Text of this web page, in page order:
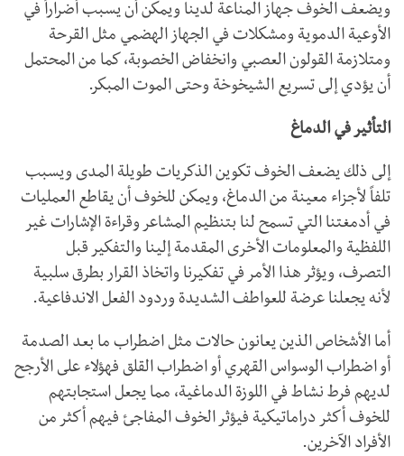
ويضعف الخوف جهاز المناعة لدينا ويمكن أن يسبب أضراراً في
الأوعية الدموية ومشكلات في الجهاز الهضمي مثل القرحة
ومتلازمة القولون العصبي وانخفاض الخصوبة، كما من المحتمل
أن يؤدي إلى تسريع الشيخوخة وحتى الموت المبكر.
التأثير في الدماغ
إلى ذلك يضعف الخوف تكوين الذكريات طويلة المدى ويسبب
تلفاً لأجزاء معينة من الدماغ، ويمكن للخوف أن يقاطع العمليات
في أدمغتنا التي تسمح لنا بتنظيم المشاعر وقراءة الإشارات غير
اللفظية والمعلومات الأخرى المقدمة إلينا والتفكير قبل
التصرف، ويؤثر هذا الأمر في تفكيرنا واتخاذ القرار بطرق سلبية
لأنه يجعلنا عرضة للعواطف الشديدة وردود الفعل الاندفاعية.
أما الأشخاص الذين يعانون حالات مثل اضطراب ما بعد الصدمة
أو اضطراب الوسواس القهري أو اضطراب القلق فهؤلاء على الأرجح
لديهم فرط نشاط في اللوزة الدماغية، مما يجعل استجابتهم
للخوف أكثر دراماتيكية فيؤثر الخوف المفاجئ فيهم أكثر من
الأفراد الآخرين.